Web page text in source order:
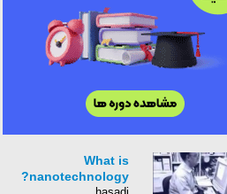
What is
nanotechnology?